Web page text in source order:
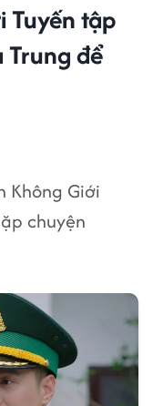
Tuyến tập
Trung để
Không Giới
chuyện